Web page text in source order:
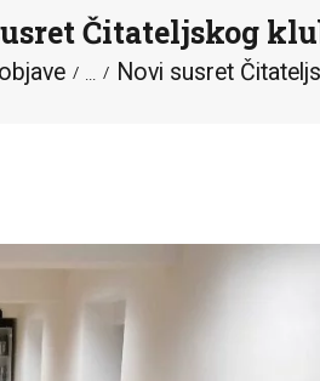
Čitateljskog
... Novi susret